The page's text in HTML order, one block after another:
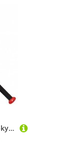
HIDETOSHI WAKASHIMA "Tokyo" Baseballschläger rot